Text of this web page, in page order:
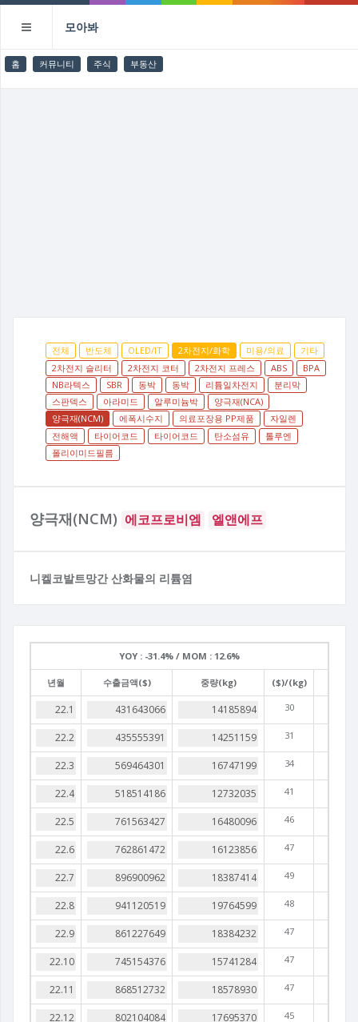
모아봐
홈 커뮤니티 주식 부동산
전체 반도체 OLED/IT 2차전지/화학 미용/의료
기타
2차전지 슬리터
2차전지 코터 2차전지 프레스 ABS
BPA
NB라텍스
SBR 동박 동박 리튬일차전지
분리막
스판덱스
아라미드 알루미늄박
양극재(NCA)
양극재(NCM)
에폭시수지 의료포장용 PP제품
자일렌
전해액
타이어코드 타이어코드 탄소섬유
톨루엔
폴리이미드필름
양극재(NCM) 에코프로비엠 엘앤에프
니켈코발트망간 산화물의 리튬염
YOY : -31.4% / MOM : 12.6%
년월 수출금액($) 중량(kg) ($)/(kg)
30
31
34
41
46
47
49
48
47
47
47
45